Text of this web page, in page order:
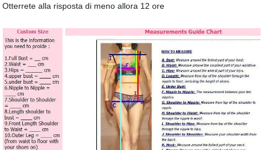
Otterrete alla risposta di meno allora 12 ore